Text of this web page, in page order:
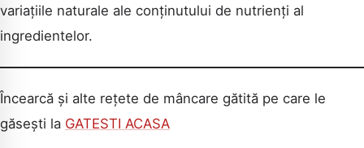
variațiile naturale ale conținutului de nutrienți al
ingredientelor.
Încearcă și alte rețete de mâncare gătită pe care le
găsești la GATESTI ACASA